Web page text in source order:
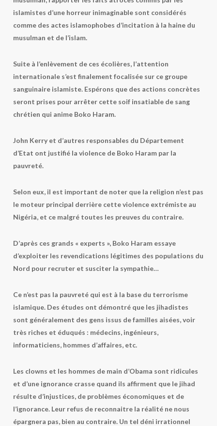
islamistes d’une horreur inimaginable sont considérés
comme des actes islamophobes d’incitation à la haine du
musulman et de l’islam.
Suite à l’enlèvement de ces écolières, l’attention
internationale s’est finalement focalisée sur ce groupe
sanguinaire islamiste. Espérons que des actions concrètes
seront prises pour arrêter cette soif insatiable de sang
chrétien qui anime Boko Haram.
John Kerry et d’autres responsables du Département
d’Etat ont justifié la violence de Boko Haram par la
pauvreté.
Selon eux, il est important de noter que la religion n’est pas
le moteur principal derrière cette violence extrémiste au
Nigéria, et ce malgré toutes les preuves du contraire.
D’après ces grands « experts », Boko Haram essaye
d’exploiter les revendications légitimes des populations du
Nord pour recruter et susciter la sympathie…
Ce n’est pas la pauvreté qui est à la base du terrorisme
islamique. Des études ont démontré que les jihadistes
sont généralement des gens issus de familles aisées, voir
très riches et éduqués : médecins, ingénieurs,
informaticiens, hommes d’affaires, etc.
Les clowns et les hommes de main d’Obama sont ridicules
et d’une ignorance crasse quand ils affirment que le jihad
résulte d’injustices, de problèmes économiques et de
l’ignorance. Leur refus de reconnaitre la réalité ne nous
épargnera pas, bien au contraire. Un tel déni irrationnel